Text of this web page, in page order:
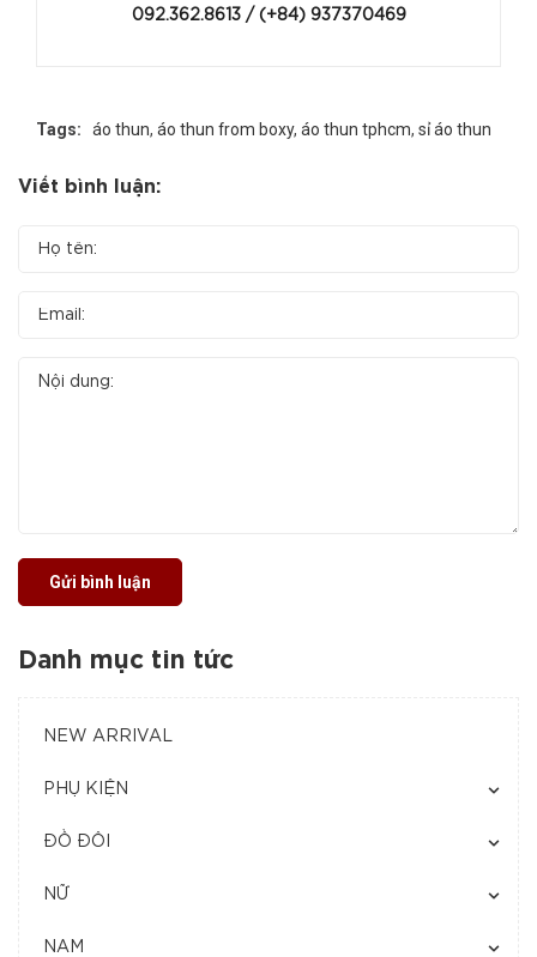
092.362.8613 / (+84) 937370469
Tags: áo thun, áo thun from boxy, áo thun tphcm, sỉ áo thun
Viết bình luận:
Gửi bình luận
Danh mục tin tức
NEW ARRIVAL
PHỤ KIỆN
ĐỒ ĐÔI
NỮ
NAM